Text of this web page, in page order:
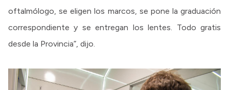
oftalmólogo, se eligen los marcos, se pone la graduación
correspondiente y se entregan los lentes. Todo gratis
desde la Provincia”, dijo.